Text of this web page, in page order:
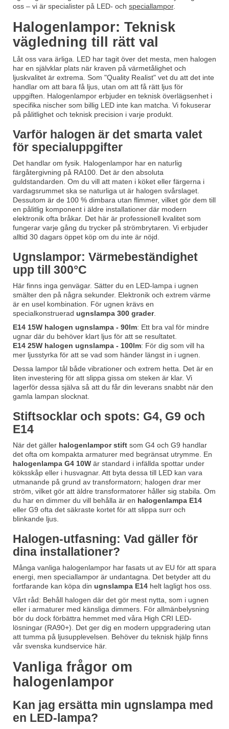
oss – vi är specialister på LED- och speciallampor.
Halogenlampor: Teknisk
vägledning till rätt val
Låt oss vara ärliga. LED har tagit över det mesta, men halogen
har en självklar plats när kraven på värmetålighet och
ljuskvalitet är extrema. Som "Quality Realist" vet du att det inte
handlar om att bara få ljus, utan om att få rätt ljus för
uppgiften. Halogenlampor erbjuder en teknisk överlägsenhet i
specifika nischer som billig LED inte kan matcha. Vi fokuserar
på pålitlighet och teknisk precision i varje produkt.
Varför halogen är det smarta valet
för specialuppgifter
Det handlar om fysik. Halogenlampor har en naturlig
färgåtergivning på RA100. Det är den absoluta
guldstandarden. Om du vill att maten i köket eller färgerna i
vardagsrummet ska se naturliga ut är halogen svårslaget.
Dessutom är de 100 % dimbara utan flimmer, vilket gör dem till
en pålitlig komponent i äldre installationer där modern
elektronik ofta bråkar. Det här är professionell kvalitet som
fungerar varje gång du trycker på strömbrytaren. Vi erbjuder
alltid 30 dagars öppet köp om du inte är nöjd.
Ugnslampor: Värmebeständighet
upp till 300°C
Här finns inga genvägar. Sätter du en LED-lampa i ugnen
smälter den på några sekunder. Elektronik och extrem värme
är en usel kombination. För ugnen krävs en
specialkonstruerad ugnslampa 300 grader.
E14 15W halogen ugnslampa - 90lm: Ett bra val för mindre
ugnar där du behöver klart ljus för att se resultatet.
E14 25W halogen ugnslampa - 100lm: För dig som vill ha
mer ljusstyrka för att se vad som händer längst in i ugnen.
Dessa lampor tål både vibrationer och extrem hetta. Det är en
liten investering för att slippa gissa om steken är klar. Vi
lagerför dessa själva så att du får din leverans snabbt när den
gamla lampan slocknat.
Stiftsocklar och spots: G4, G9 och
E14
När det gäller halogenlampor stift som G4 och G9 handlar
det ofta om kompakta armaturer med begränsat utrymme. En
halogenlampa G4 10W är standard i infällda spottar under
köksskåp eller i husvagnar. Att byta dessa till LED kan vara
utmanande på grund av transformatorn; halogen drar mer
ström, vilket gör att äldre transformatorer håller sig stabila. Om
du har en dimmer du vill behålla är en halogenlampa E14
eller G9 ofta det säkraste kortet för att slippa surr och
blinkande ljus.
Halogen-utfasning: Vad gäller för
dina installationer?
Många vanliga halogenlampor har fasats ut av EU för att spara
energi, men speciallampor är undantagna. Det betyder att du
fortfarande kan köpa din ugnslampa E14 helt lagligt hos oss.
Vårt råd: Behåll halogen där det gör mest nytta, som i ugnen
eller i armaturer med känsliga dimmers. För allmänbelysning
bör du dock förbättra hemmet med våra High CRI LED-
lösningar (RA90+). Det ger dig en modern uppgradering utan
att tumma på ljusupplevelsen. Behöver du teknisk hjälp finns
vår svenska kundservice här.
Vanliga frågor om
halogenlampor
Kan jag ersätta min ugnslampa med
en LED-lampa?